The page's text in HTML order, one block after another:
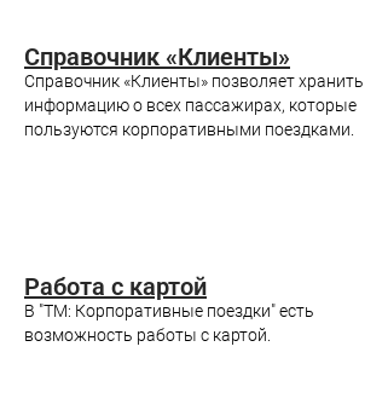
Справочник «Клиенты»
Справочник «Клиенты» позволяет хранить
информацию о всех пассажирах, которые
пользуются корпоративными поездками.
Работа с картой
В "ТМ: Корпоративные поездки" есть
возможность работы с картой.